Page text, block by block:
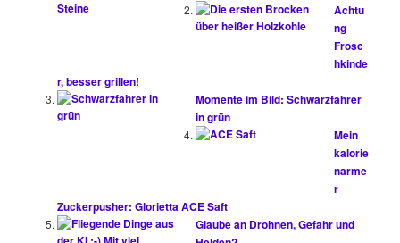
Achtu
ng
Frosc
hkinde
r, besser grillen!
Momente im Bild: Schwarzfahrer
in grün
Mein
kalorie
narme
r
Zuckerpusher: Glorietta ACE Saft
Glaube an Drohnen, Gefahr und